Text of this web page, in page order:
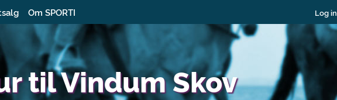
Om SPORTI Log
til Vindum Skov